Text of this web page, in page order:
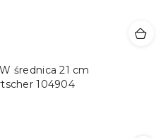
średnica 21 cm
104904